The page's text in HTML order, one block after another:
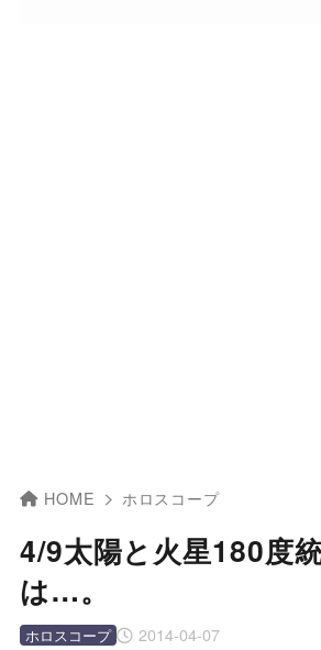
HOME ホロスコープ
4/9太陽と火星180度
は…。
2014-04-07
ホロスコープ